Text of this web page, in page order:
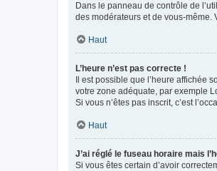
Dans le panneau de contrôle de
des modérateurs et de vous-même.
Haut
L’heure n’est pas correcte !
Il est possible que l’heure
votre zone adéquate, par exemple
Si vous n’êtes pas inscrit, c’est
Haut
J’ai réglé le fuseau horaire mais
Si vous êtes certain d’avoir